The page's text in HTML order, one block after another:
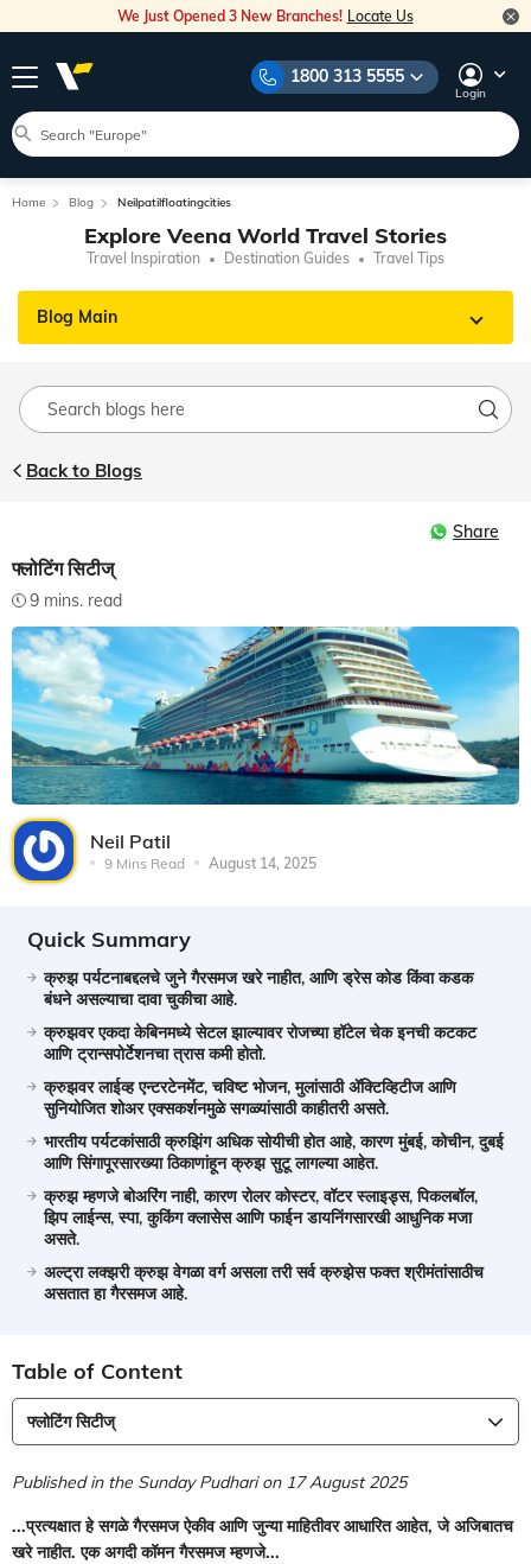
We Just Opened 3 New Branches! Locate Us
1800 313 5555
Login
Home Blog Neilpatilfloatingcities
Explore Veena World Travel Stories
Travel Inspiration Destination Guides Travel Tips
Blog Main
Back to Blogs
Share
फ्लोटिंग सिटीज्‌‍
9 mins. read
Neil Patil
9 Mins Read August 14, 2025
Quick Summary
क्रुझ पर्यटनाबद्दलचे जुने गैरसमज खरे नाहीत, आणि ड्रेस कोड किंवा कडक
बंधने असल्याचा दावा चुकीचा आहे.
क्रुझवर एकदा केबिनमध्ये सेटल झाल्यावर रोजच्या हॉटेल चेक इनची कटकट
आणि ट्रान्सपोर्टेशनचा त्रास कमी होतो.
क्रुझवर लाईव्ह एन्टरटेनमेंट, चविष्ट भोजन, मुलांसाठी ॲक्टिव्हिटीज आणि
सुनियोजित शोअर एक्सकर्शनमुळे सगळ्यांसाठी काहीतरी असते.
भारतीय पर्यटकांसाठी क्रुझिंग अधिक सोयीची होत आहे, कारण मुंबई, कोचीन, दुबई
आणि सिंगापूरसारख्या ठिकाणांहून क्रुझ सुटू लागल्या आहेत.
क्रुझ म्हणजे बोअरिंग नाही, कारण रोलर कोस्टर, वॉटर स्लाइड्स, पिकलबॉल,
झिप लाईन्स, स्पा, कुकिंग क्लासेस आणि फाईन डायनिंगसारखी आधुनिक मजा
असते.
अल्ट्रा लक्झरी क्रुझ वेगळा वर्ग असला तरी सर्व क्रुझेस फक्त श्रीमंतांसाठीच
असतात हा गैरसमज आहे.
Table of Content
फ्लोटिंग सिटीज्‌‍
Published in the Sunday Pudhari on 17 August 2025
...प्रत्यक्षात हे सगळे गैरसमज ऐकीव आणि जुन्या माहितीवर आधारित आहेत,जे अजिबातच
खरे नाहीत. एक अगदी कॉमन गैरसमज म्हणजे...